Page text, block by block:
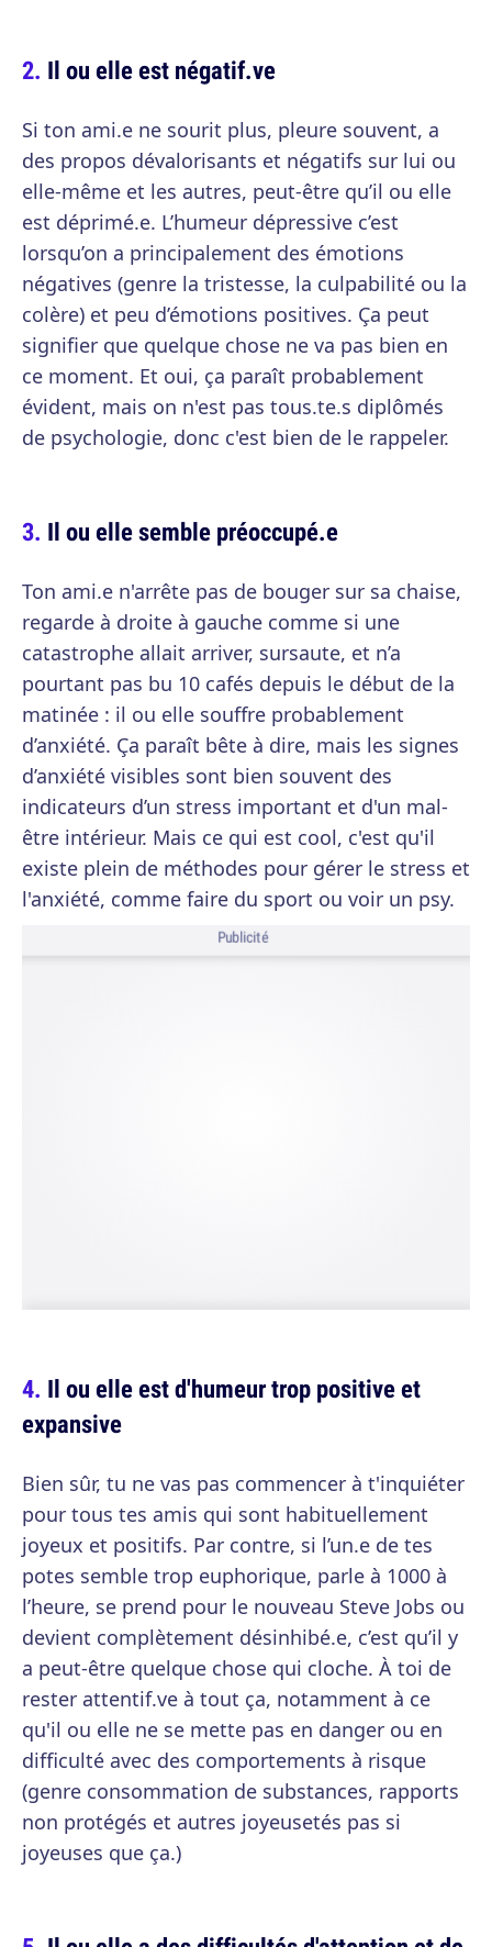
Il ou elle est négatif.ve
Si ton ami.e ne sourit plus, pleure souvent, a
des propos dévalorisants et négatifs sur lui ou
elle-même et les autres, peut-être qu’il ou elle
est déprimé.e. L’humeur dépressive c’est
lorsqu’on a principalement des émotions
négatives (genre la tristesse, la culpabilité ou la
colère) et peu d’émotions positives. Ça peut
signifier que quelque chose ne va pas bien en
ce moment. Et oui, ça paraît probablement
évident, mais on n'est pas tous.te.s diplômés
de psychologie, donc c'est bien de le rappeler.
Il ou elle semble préoccupé.e
Ton ami.e n'arrête pas de bouger sur sa chaise,
regarde à droite à gauche comme si une
catastrophe allait arriver, sursaute, et n’a
pourtant pas bu 10 cafés depuis le début de la
matinée : il ou elle souffre probablement
d’anxiété. Ça paraît bête à dire, mais les signes
d’anxiété visibles sont bien souvent des
indicateurs d’un stress important et d'un mal-
être intérieur. Mais ce qui est cool, c'est qu'il
existe plein de méthodes pour gérer le stress et
l'anxiété, comme faire du sport ou voir un psy.
Publicité
Il ou elle est d'humeur trop positive et
expansive
Bien sûr, tu ne vas pas commencer à t'inquiéter
pour tous tes amis qui sont habituellement
joyeux et positifs. Par contre, si l’un.e de tes
potes semble trop euphorique, parle à 1000 à
l’heure, se prend pour le nouveau Steve Jobs ou
devient complètement désinhibé.e, c’est qu’il y
a peut-être quelque chose qui cloche. À toi de
rester attentif.ve à tout ça, notamment à ce
qu'il ou elle ne se mette pas en danger ou en
difficulté avec des comportements à risque
(genre consommation de substances, rapports
non protégés et autres joyeusetés pas si
joyeuses que ça.)